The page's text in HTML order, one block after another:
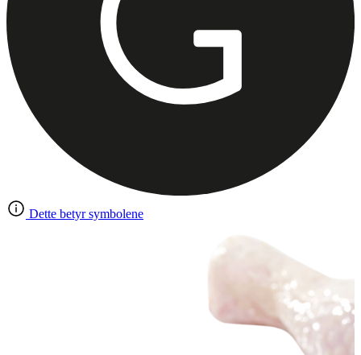
Dette betyr symbolene